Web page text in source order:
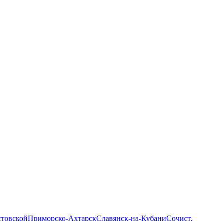
Приморско-АхтарскСлавянск-на-КубаниСочист.